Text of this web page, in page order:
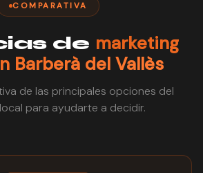
COMPARATIVA
de marketing
Barberà del Vallès
de las principales opciones del
para ayudarte a decidir.